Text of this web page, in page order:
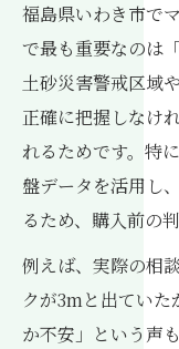
ハザード
回避
浸水リス
気にしす
理
傾斜地の基礎
工務店が
ト
地盤改良
福島県いわき市で
で最も重要なのは
土砂災害警戒区域
正確に把握しなけ
れるためです。特
盤データを活用し
るため、購入前の
例えば、実際の相
クが3mと出てい
か不安」という声